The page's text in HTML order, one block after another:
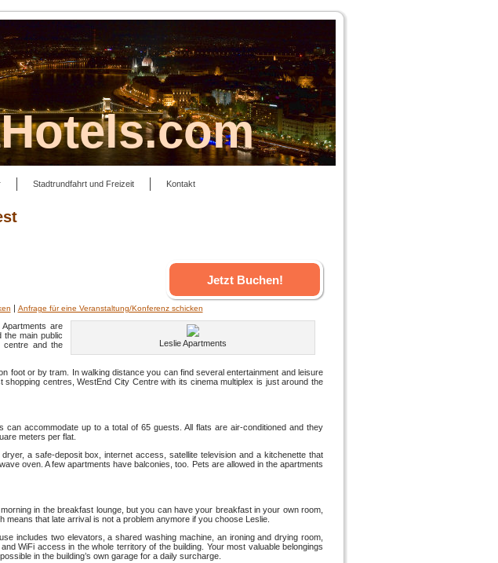
Stadtrundfahrt und Freizeit Kontakt
Jetzt Buchen!
| Anfrage für eine Veranstaltung/Konferenz schicken
Leslie Apartments
are
the main public
centre and the
foot or by tram. In walking distance you can find several entertainment and leisure
shopping centres, WestEnd City Centre with its cinema multiplex is just around the
can accommodate up to a total of 65 guests. All flats are air-conditioned and they
meters per flat.
a safe-deposit box, internet access, satellite television and a kitchenette that
oven. A few apartments have balconies, too. Pets are allowed in the apartments
in the breakfast lounge, but you can have your breakfast in your own room,
that late arrival is not a problem anymore if you choose Leslie.
includes two elevators, a shared washing machine, an ironing and drying room,
WiFi access in the whole territory of the building. Your most valuable belongings
in the building’s own garage for a daily surcharge.